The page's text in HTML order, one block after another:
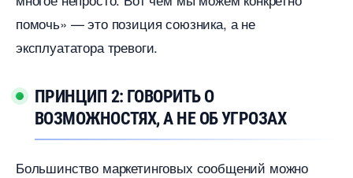
помочь» — это позиция союзника, а не
эксплуататора тревоги.
ПРИНЦИП 2: ГОВОРИТЬ О
ОЗМОЖНОСТЯХ, А НЕ ОБ УГРОЗАХ
Большинство маркетинговых сообщений можно